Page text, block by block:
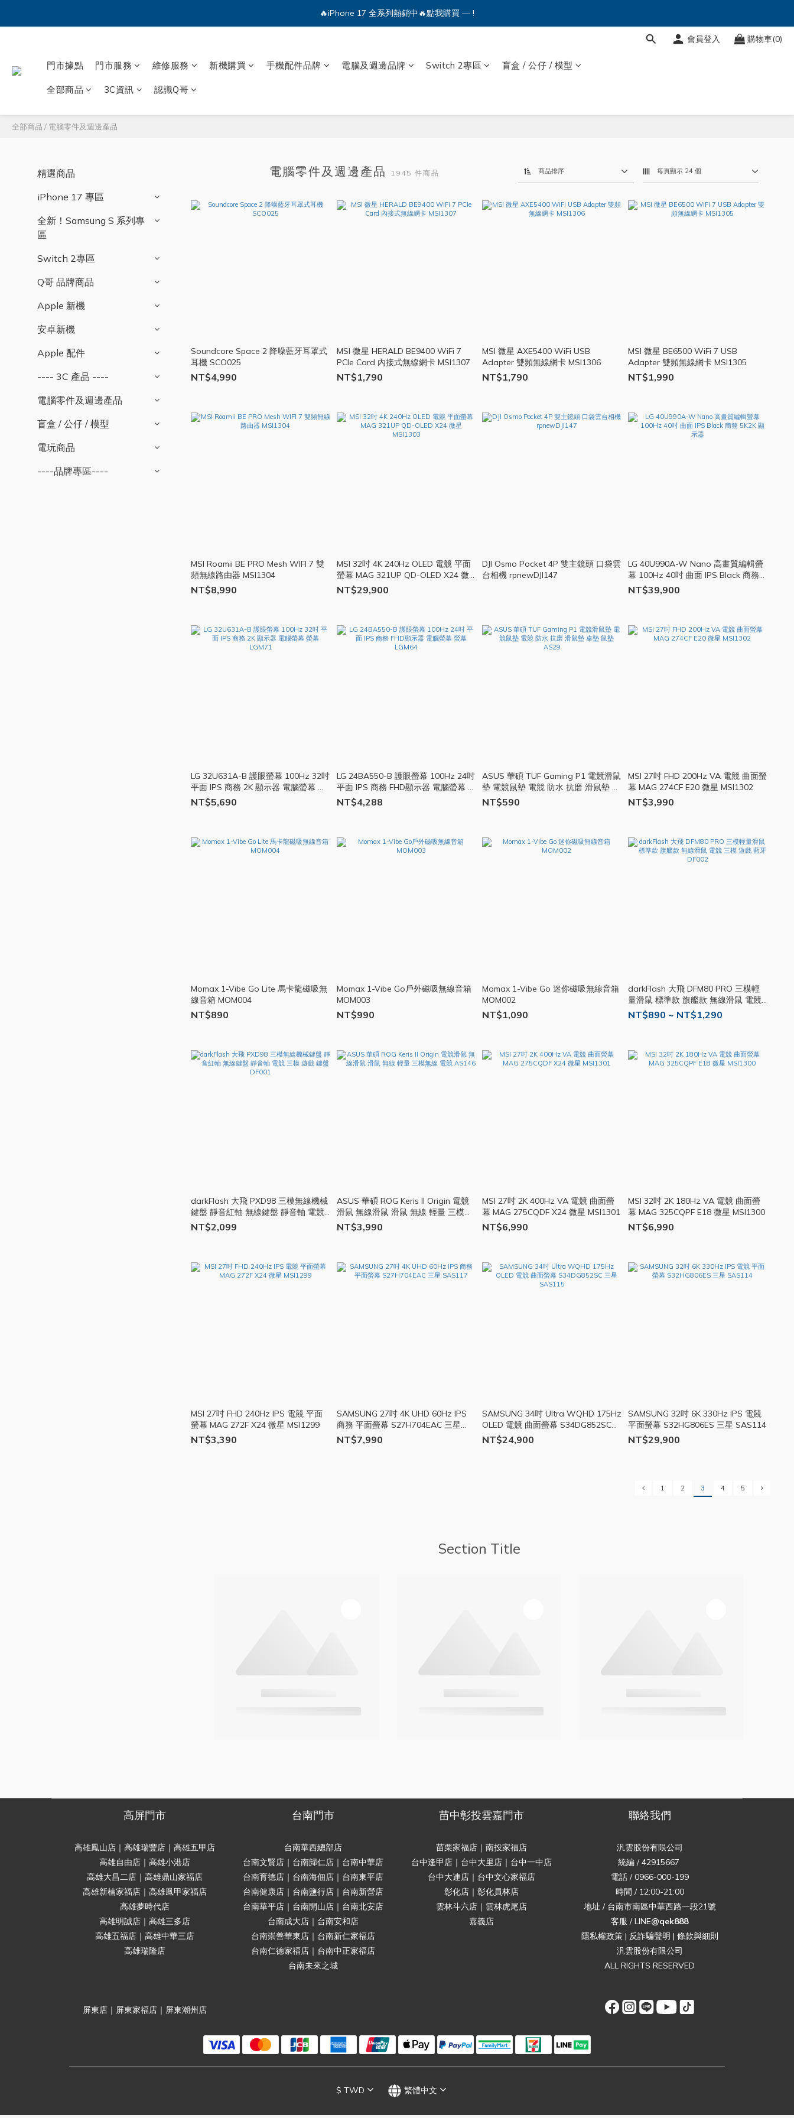
🔥iPhone 17 全系列熱銷中🔥點我購買 — !
🔥iPhone 17 全系列熱銷中🔥點我購買 — !
🔥iPhone 17 全系列熱銷中🔥點我購買 — !
會員登入 購物車(0)
門市據點 門市服務 維修服務 新機購買 手機配件品牌 電腦及週邊品牌 Switch 2專區 盲盒 / 公仔 / 模型
全部商品 3C資訊 認識Q哥
全部商品 / 電腦零件及週邊產品
精選商品
iPhone 17 專區
全新！Samsung S 系列專
區
Switch 2專區
Q哥 品牌商品
Apple 新機
安卓新機
Apple 配件
---- 3C 產品 ----
電腦零件及週邊產品
盲盒 / 公仔 / 模型
電玩商品
----品牌專區----
電腦零件及週邊產品 1945 件商品 商品排序 每頁顯示 24 個
Soundcore Space 2 降噪藍牙耳罩式
耳機 SCO025
NT$4,990
MSI 微星 HERALD BE9400 WiFi 7
PCIe Card 內接式無線網卡 MSI1307
NT$1,790
MSI 微星 AXE5400 WiFi USB
Adapter 雙頻無線網卡 MSI1306
NT$1,790
MSI 微星 BE6500 WiFi 7 USB
Adapter 雙頻無線網卡 MSI1305
NT$1,990
MSI Roamii BE PRO Mesh WIFI 7 雙
頻無線路由器 MSI1304
NT$8,990
MSI 32吋 4K 240Hz OLED 電競 平面
螢幕 MAG 321UP QD-OLED X24 微
星 MSI1303
NT$29,900
DJI Osmo Pocket 4P 雙主鏡頭 口袋雲
台相機 rpnewDJI147
LG 40U990A-W Nano 高畫質編輯螢
幕 100Hz 40吋 曲面 IPS Black 商務
5K2K 顯示器
NT$39,900
LG 32U631A-B 護眼螢幕 100Hz 32吋
平面 IPS 商務 2K 顯示器 電腦螢幕 螢
幕 LGM71
NT$5,690
LG 24BA550-B 護眼螢幕 100Hz 24吋
平面 IPS 商務 FHD顯示器 電腦螢幕 螢
幕 LGM64
NT$4,288
ASUS 華碩 TUF Gaming P1 電競滑鼠
墊 電競鼠墊 電競 防水 抗磨 滑鼠墊 桌
墊 鼠墊 AS29
NT$590
MSI 27吋 FHD 200Hz VA 電競 曲面螢
幕 MAG 274CF E20 微星 MSI1302
NT$3,990
Momax 1-Vibe Go Lite 馬卡龍磁吸無
線音箱 MOM004
NT$890
Momax 1-Vibe Go戶外磁吸無線音箱
MOM003
NT$990
Momax 1-Vibe Go 迷你磁吸無線音箱
MOM002
NT$1,090
darkFlash 大飛 DFM80 PRO 三模輕
量滑鼠 標準款 旗艦款 無線滑鼠 電競
三模 遊戲 藍牙 DF002
NT$890 ~ NT$1,290
darkFlash 大飛 PXD98 三模無線機械
鍵盤 靜音紅軸 無線鍵盤 靜音軸 電競
三模 遊戲 鍵盤 DF001
NT$2,099
ASUS 華碩 ROG Keris II Origin 電競
滑鼠 無線滑鼠 滑鼠 無線 輕量 三模無
線 電競 AS146
NT$3,990
MSI 27吋 2K 400Hz VA 電競 曲面螢
幕 MAG 275CQDF X24 微星 MSI1301
NT$6,990
MSI 32吋 2K 180Hz VA 電競 曲面螢
幕 MAG 325CQPF E18 微星 MSI1300
NT$6,990
MSI 27吋 FHD 240Hz IPS 電競 平面
螢幕 MAG 272F X24 微星 MSI1299
NT$3,390
SAMSUNG 27吋 4K UHD 60Hz IPS
商務 平面螢幕 S27H704EAC 三星
SAS117
NT$7,990
SAMSUNG 34吋 Ultra WQHD 175Hz
OLED 電競 曲面螢幕 S34DG852SC
三星 SAS115
NT$24,900
SAMSUNG 32吋 6K 330Hz IPS 電競
平面螢幕 S32HG806ES 三星 SAS114
NT$29,900
1 2 3 4 5
Section Title
高屏門市
高雄鳳山店｜高雄瑞豐店｜高雄五甲店
高雄自由店｜高雄小港店
高雄大昌二店｜高雄鼎山家福店
高雄新楠家福店｜高雄鳳甲家福店
高雄夢時代店
高雄明誠店｜高雄三多店
高雄五福店｜高雄中華三店
高雄瑞隆店
屏東店｜屏東家福店｜屏東潮州店
台南門市
台南華西總部店
台南文賢店｜台南歸仁店｜台南中華店
台南育德店｜台南海佃店｜台南東平店
台南健康店｜台南鹽行店｜台南新營店
台南華平店｜台南開山店｜台南北安店
台南成大店｜台南安和店
台南崇善華東店｜台南新仁家福店
台南仁德家福店｜台南中正家福店
台南未來之城
苗中彰投雲嘉門市
苗栗家福店｜南投家福店
台中逢甲店｜台中大里店｜台中一中店
台中大連店｜台中文心家福店
彰化店｜彰化員林店
雲林斗六店｜雲林虎尾店
嘉義店
聯絡我們
汎雲股份有限公司
統編 / 42915667
電話 / 0966-000-199
時間 / 12:00-21:00
地址 / 台南市南區中華西路一段21號
客服 / LINE@qek888
隱私權政策| 反詐騙聲明 | 條款與細則
汎雲股份有限公司
ALL RIGHTS RESERVED
$ TWD 繁體中文